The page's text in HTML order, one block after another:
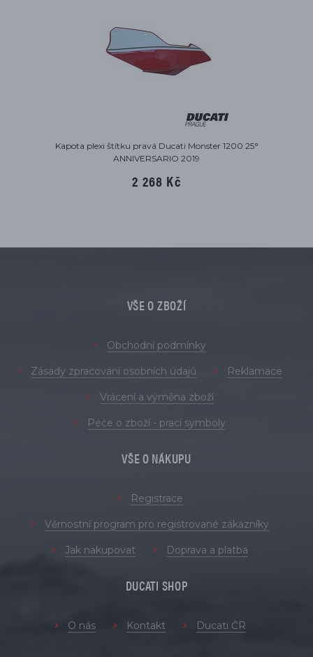
Kapota plexi štítku pravá Ducati Monster 1200 25°
ANNIVERSARIO 2019
2 268 Kč
VŠE O ZBOŽÍ
Obchodní podmínky
Zásady zpracování osobních údajů Reklamace
Vrácení a výměna zboží
Péče o zboží - prací symboly
VŠE O NÁKUPU
Registrace
Věrnostní program pro registrované zákazníky
Jak nakupovat Doprava a platba
DUCATI SHOP
O nás Kontakt Ducati ČR